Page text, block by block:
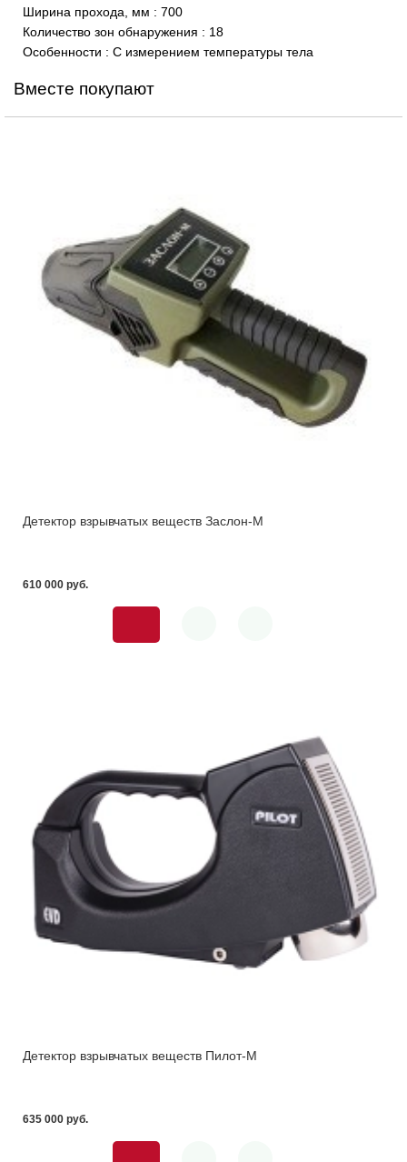
Ширина прохода, мм : 700
Количество зон обнаружения : 18
Особенности : С измерением температуры тела
Вместе покупают
Детектор взрывчатых веществ Заслон-М
610 000 pуб.
Детектор взрывчатых веществ Пилот-M
635 000 pуб.